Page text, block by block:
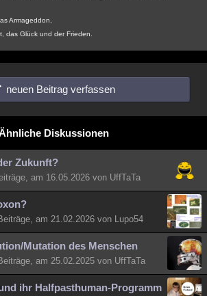
Armageddon,
das Glück und der Frieden.
neuen Beitrag verfassen
Diskussionen
Zukunft?
am 16.05.2026 von UffTaTa
am 21.02.2026 von Lupo54
Mutation des Menschen
am 25.02.2025 von UffTaTa
ihr Halfpasthuman-Programm